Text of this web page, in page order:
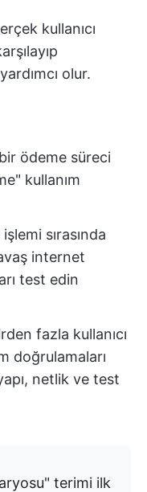
kullanıcı
olur.
ödeme süreci
kullanım
sırasında
internet
test edin
fazla kullanıcı
doğrulamaları
netlik ve test
terimi ilk